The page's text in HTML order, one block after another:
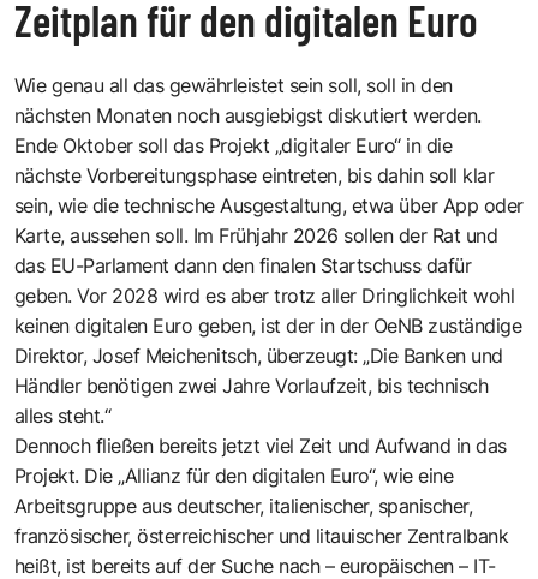
Zeitplan für den digitalen Euro
Wie genau all das gewährleistet sein soll, soll in den
nächsten Monaten noch ausgiebigst diskutiert werden.
Ende Oktober soll das Projekt „digitaler Euro“ in die
nächste Vorbereitungsphase eintreten, bis dahin soll klar
sein, wie die technische Ausgestaltung, etwa über App oder
Karte, aussehen soll. Im Frühjahr 2026 sollen der Rat und
das EU-Parlament dann den finalen Startschuss dafür
geben. Vor 2028 wird es aber trotz aller Dringlichkeit wohl
keinen digitalen Euro geben, ist der in der OeNB zuständige
Direktor, Josef Meichenitsch, überzeugt: „Die Banken und
Händler benötigen zwei Jahre Vorlaufzeit, bis technisch
alles steht.“
Dennoch fließen bereits jetzt viel Zeit und Aufwand in das
Projekt. Die „Allianz für den digitalen Euro“, wie eine
Arbeitsgruppe aus deutscher, italienischer, spanischer,
französischer, österreichischer und litauischer Zentralbank
heißt, ist bereits auf der Suche nach – europäischen – IT-